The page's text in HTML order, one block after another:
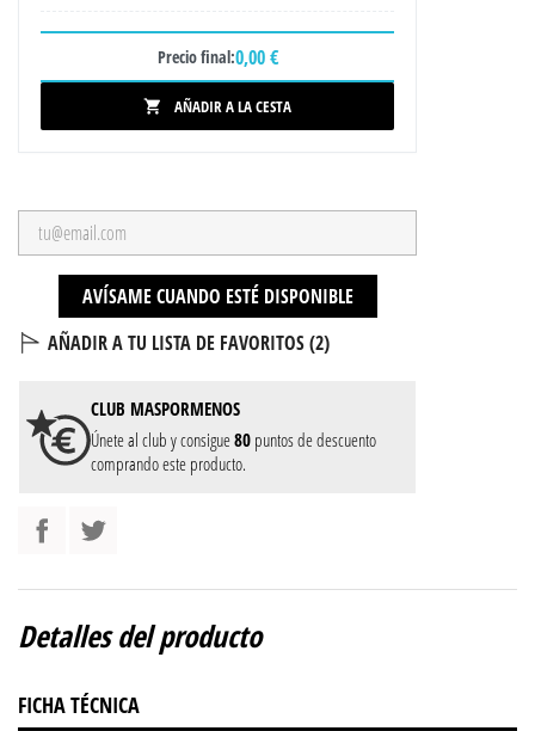
Precio final:0,00 €
 AÑADIR A LA CESTA
AVÍSAME CUANDO ESTÉ DISPONIBLE
AÑADIR A TU LISTA DE FAVORITOS (2)
CLUB MASPORMENOS
Únete al club y consigue80 puntos de descuento
comprando este producto.
Detalles del producto
FICHA TÉCNICA